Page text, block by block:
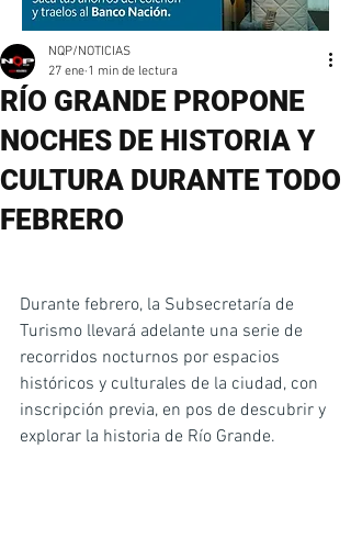
RÍO GRANDE PROPONE
NOCHES DE HISTORIA Y
CULTURA DURANTE TODO
FEBRERO
NQP/NOTICIAS
27 ene 1 min de lectura
Durante febrero, la Subsecretaría de
Turismo llevará adelante una serie de
recorridos nocturnos por espacios
históricos y culturales de la ciudad, con
inscripción previa, en pos de descubrir y
explorar la historia de Río Grande.